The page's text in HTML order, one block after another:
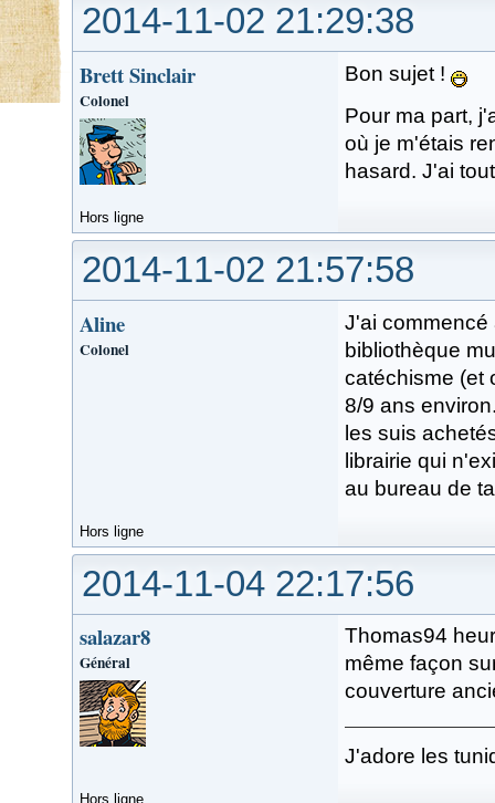
2014-11-02 21:29:38
Brett Sinclair
Colonel
Bon sujet !
Pour ma part,
où je m'étais
hasard. J'ai
Hors ligne
2014-11-02 21:57:58
Aline
Colonel
J'ai commencé
bibliothèque
catéchisme (et
8/9 ans
les suis
librairie qui
au bureau de
Hors ligne
2014-11-04 22:17:56
salazar8
Général
Thomas94
même façon
couverture
J'adore les
Hors ligne